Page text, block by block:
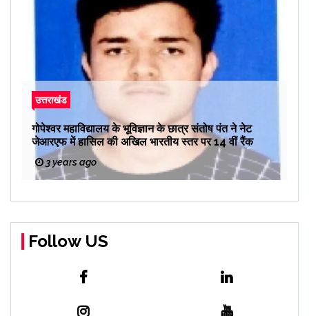
उत्तराखंड
गोपेश्वर महाविद्यालय के भूविज्ञान के छात्र संतोष पंत ने नेट
जेआरएफ में हासिल की अखिल भारतीय स्तर पर 14 वीं रैंक
3 years ago
Follow US